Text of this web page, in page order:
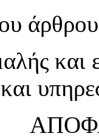
και